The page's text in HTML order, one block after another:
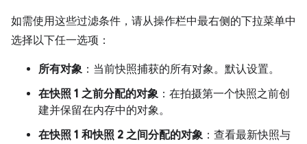
如需使用这些过滤条件，请从操作栏中最右侧的下拉菜单中
选择以下任一选项：
所有对象 ：当前快照捕获的所有对象。默认设置。
在快照 1 之前分配的对象 ：在拍摄第一个快照之前创
建并保留在内存中的对象。
在快照 1 和快照 2 之间分配的对象 ：查看最新快照与